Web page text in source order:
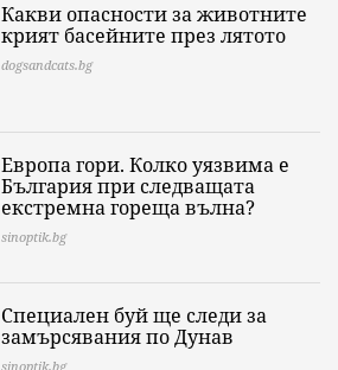
Какви опасности за животните
крият басейните през лятото
dogsandcats.bg
Европа гори. Колко уязвима е
България при следващата
екстремна гореща вълна?
sinoptik.bg
Специален буй ще следи за
замърсявания по Дунав
sinoptik.bg